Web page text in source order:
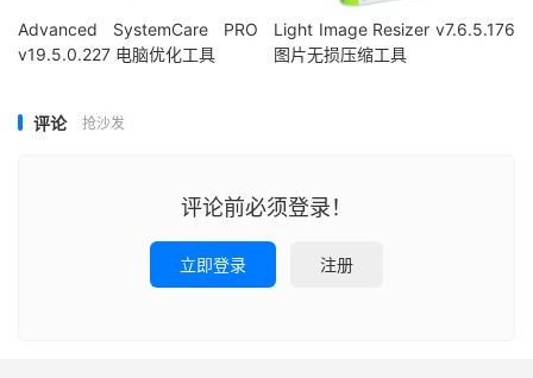
Advanced SystemCare PRO
v19.5.0.227 电脑优化工具
Light Image Resizer v7.6.5.176
图片无损压缩工具
评论 抢沙发
评论前必须登录！
立即登录 注册